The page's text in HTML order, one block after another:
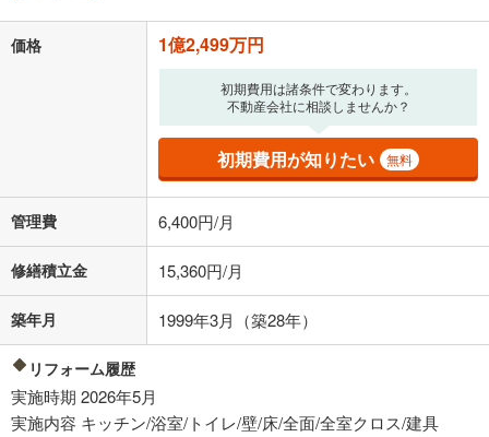
「金利」については、ご利用を予定されている金融機関等にご確認の
上、ご自身での入力をお願いいたします。初期設定で自動入力されてい
の金融機関等における貸出金利を何ら保証するものではありません。返
済方法「元利均等返済」にて算出しております。入力された金利を35年
適用した場合の計算結果を表示しています。
その他月額費用や、初期費用がかかります。ご注意ください。実際にお
借り入れの際は各金融機関等に、必ずご自身でご確認をお願いいたしま
不動産会社に購入相談をする
閉じる
価格 1億2,499万円
初期費用は諸条件で変わります。
不動産会社に相談しませんか？
初期費用が知りたい 無料
管理費 6,400円/月
修繕積立金 15,360円/月
築年月 1999年3月（築28年）
リフォーム履歴
実施時期 2026年5月
実施内容 キッチン/浴室/トイレ/壁/床/全面/全室クロス/建具